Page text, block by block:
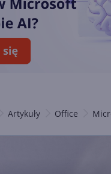
Artykuły Office